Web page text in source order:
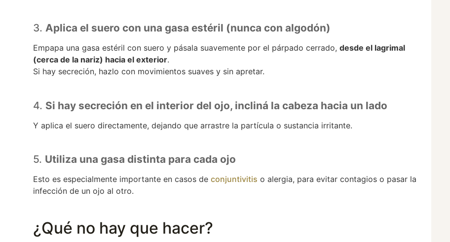
3.Aplica el suero con una gasa estéril (nunca con algodón)
Empapa una gasa estéril con suero y pásala suavemente por el párpado cerrado,desde el lagrimal
(cerca de la nariz) hacia el exterior.
Si hay secreción, hazlo con movimientos suaves y sin apretar.
4. Si hay secreción en el interior del ojo, incliná la cabeza hacia un lado
Y aplica el suero directamente, dejando que arrastre la partícula o sustancia irritante.
5. Utiliza una gasa distinta para cada ojo
Esto es especialmente importante en casos deconjuntivitis o alergia, para evitar contagios o pasar la
infección de un ojo al otro.
¿Qué no hay que hacer?